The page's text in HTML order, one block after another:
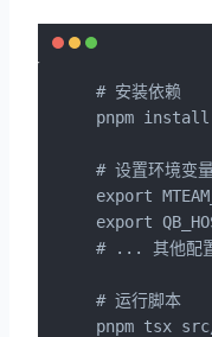
# 安装依赖
pnpm install
# 设置环境变
export
export
# ... 其他配
# 运行脚本
pnpm tsx